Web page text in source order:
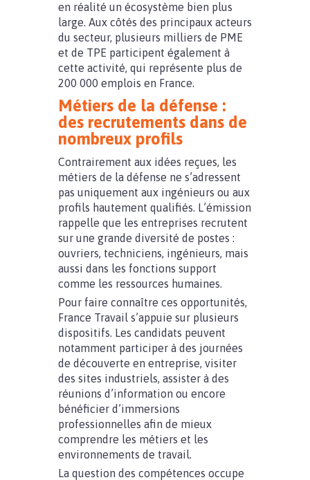
en réalité un écosystème bien plus
large. Aux côtés des principaux acteurs
du secteur, plusieurs milliers de PME
et de TPE participent également à
cette activité, qui représente plus de
200 000 emplois en France.
Métiers de la défense :
des recrutements dans de
nombreux profils
Contrairement aux idées reçues, les
métiers de la défense ne s’adressent
pas uniquement aux ingénieurs ou aux
profils hautement qualifiés. L’émission
rappelle que les entreprises recrutent
sur une grande diversité de postes :
ouvriers, techniciens, ingénieurs, mais
aussi dans les fonctions support
comme les ressources humaines.
Pour faire connaître ces opportunités,
France Travail s’appuie sur plusieurs
dispositifs. Les candidats peuvent
notamment participer à des journées
de découverte en entreprise, visiter
des sites industriels, assister à des
réunions d’information ou encore
bénéficier d’immersions
professionnelles afin de mieux
comprendre les métiers et les
environnements de travail.
La question des compétences occupe